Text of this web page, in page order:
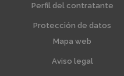
Perfil del contratante
Protección de datos
Mapa web
Aviso legal